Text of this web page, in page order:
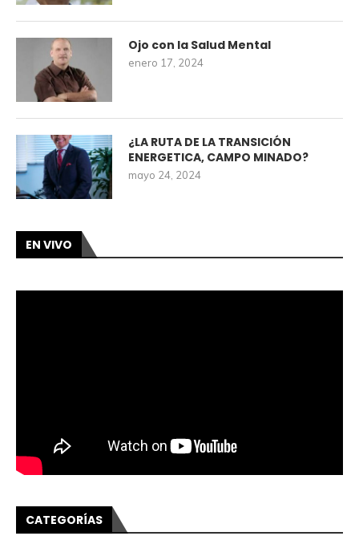
Ojo con la Salud Mental
enero 17, 2024
¿LA RUTA DE LA TRANSICIÓN
ENERGETICA, CAMPO MINADO?
mayo 24, 2024
EN VIVO
CATEGORÍAS